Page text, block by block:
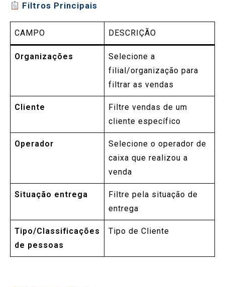
Filtros Principais
CAMPO DESCRIÇÃO
Organizações
Selecione a
filial/organização para
filtrar as vendas
Cliente
Filtre vendas de um
cliente específico
Operador
Selecione o operador de
caixa que realizou a
venda
Situação entrega
Filtre pela situação de
entrega
Tipo/Classificações
de pessoas
Tipo de Cliente